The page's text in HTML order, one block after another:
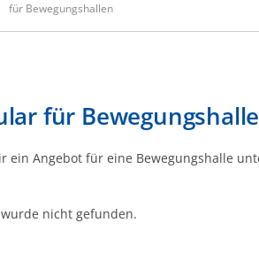
für Bewegungshallen
für
ein Angebot für eine Bewegungshalle
nicht gefunden.